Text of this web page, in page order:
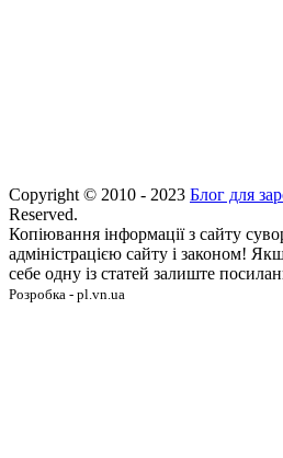
Copyright © 2010 - 2023 Блог для
Reserved.
Копіювання інформації з сайту
адміністрацією сайту і законом!
себе одну із статей залиште
Розробка - pl.vn.ua